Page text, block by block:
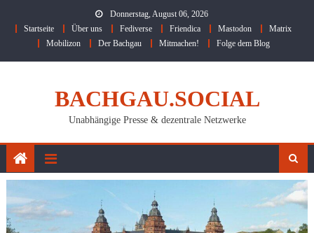
Donnerstag, August 06, 2026
Startseite
Über uns Fediverse Friendica Mastodon
Matrix
Mobilizon
Der Bachgau Mitmachen! Folge dem Blog
BACHGAU.SOCIAL
Unabhängige Presse & dezentrale Netzwerke